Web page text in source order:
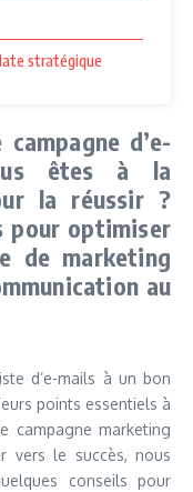
stratégique
d’e-
êtes à la
la réussir ?
pour optimiser
de marketing
au
d’e-mails à un bon
points essentiels à
campagne marketing
vers le succès, nous
conseils pour